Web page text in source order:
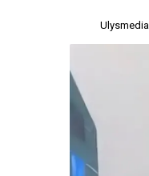
Ulysmedia